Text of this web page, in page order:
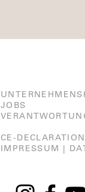
JOBS
CE-DECLARATION
IMPRESSUM |